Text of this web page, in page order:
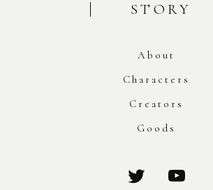
STORY
About
Characters
Creators
Goods